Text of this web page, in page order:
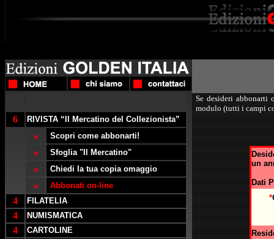
6 RIVISTA “Il Mercatino del Collezionista”
» Scopri come abbonarti!
» Sfoglia "Il Mercatino"
» Chiedi la tua copia omaggio
» Abbonati on-line
4 FILATELIA
4 NUMISMATICA
4 CARTOLINE
Se desideri
modulo (tutti i campi
un
Dati
*